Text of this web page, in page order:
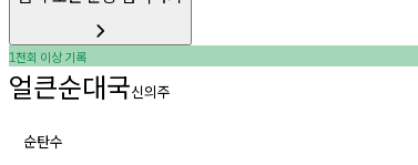
1천회 이상기록
얼큰순대국신의주
순탄수